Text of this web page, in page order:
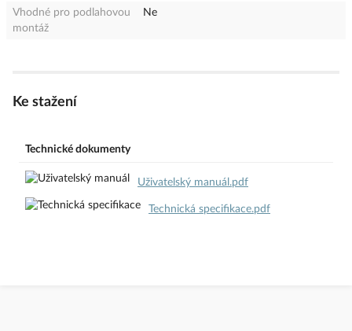
Vhodné pro podlahovou
montáž
Ne
Ke stažení
Technické dokumenty
Uživatelský manuál.pdf
Technická specifikace.pdf